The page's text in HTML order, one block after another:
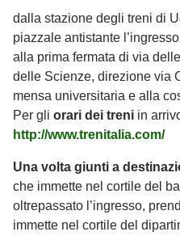
dalla stazione degli treni di
piazzale antistante
alla prima fermata di via
delle Scienze, direzione via
mensa universitaria e alla
Per gli orari dei treni in
http://www.trenitalia.com/
Una volta giunti a
che immette nel cortile del
oltrepassato l’ingresso,
immette nel cortile del